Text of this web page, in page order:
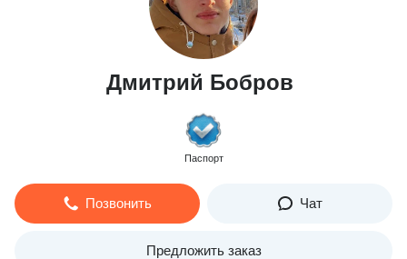
Дмитрий Бобров
Паспорт
Позвонить Чат
Предложить заказ